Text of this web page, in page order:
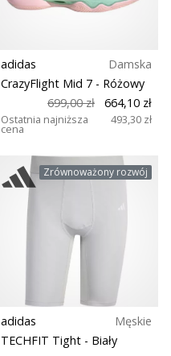
adidas
Damska
CrazyFlight Mid 7 - Różowy
699,00 zł
664,10 zł
Ostatnia najniższa
cena
493,30 zł
Zrównoważony rozwój
adidas
Męskie
TECHFIT Tight - Biały